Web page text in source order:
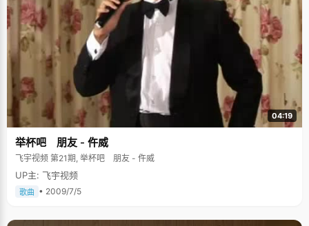
04:19
举杯吧 朋友 - 仵威
飞宇视频 第21期, 举杯吧 朋友 - 仵威
UP主: 飞宇视频
歌曲 • 2009/7/5